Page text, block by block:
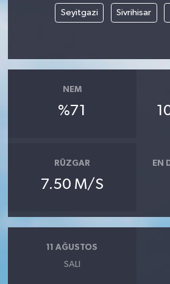
Seyitgazi Sivrihisar
NEM
%71
RÜZGAR
7.50 M/S
EN
11 AĞUSTOS
SALI
Resmi İlanlar
Seri İlan
Siyaset
Sonsöz Özel
Vasıta
Yaşam